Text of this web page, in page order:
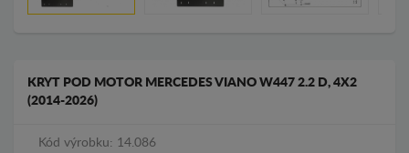
KRYT POD MOTOR MERCEDES VIANO W447 2.2 D, 4X2
(2014-2026)
Kód výrobku: 14.086